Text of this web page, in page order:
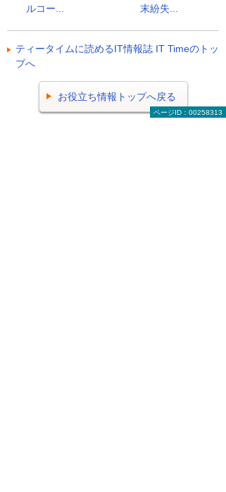
ルコー...
末紛失...
ティータイムに読めるIT情報誌 IT Timeのトッ
プへ
お役立ち情報トップへ戻る
ページID：00258313